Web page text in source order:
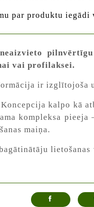
par produktu
vai profilaksei.
ir izglītojoša
kalpo kā
kompleksa
maiņa.